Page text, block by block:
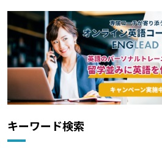
キーワード検索